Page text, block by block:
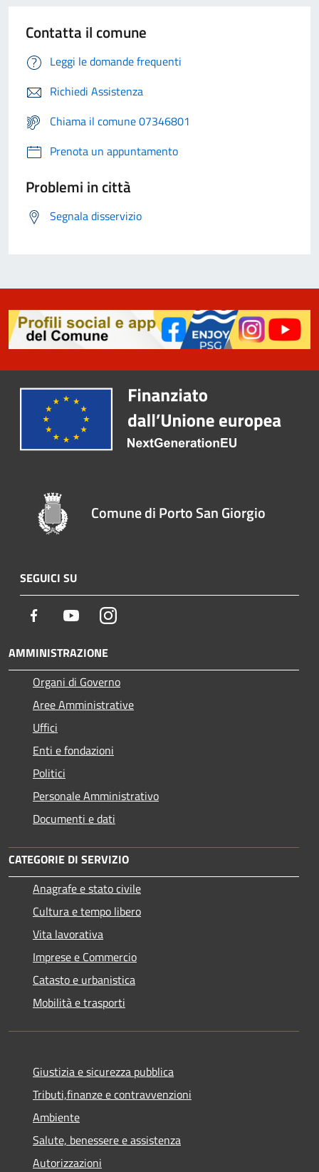
Contatta il comune
Leggi le domande frequenti
Richiedi Assistenza
Chiama il comune 07346801
Prenota un appuntamento
Problemi in città
Segnala disservizio
Comune di Porto San Giorgio
SEGUICI SU
Facebook YoutubeInstagram
AMMINISTRAZIONE
Organi di Governo
Aree Amministrative
Uffici
Enti e fondazioni
Politici
Personale Amministrativo
Documenti e dati
CATEGORIE DI SERVIZIO
Anagrafe e stato civile
Cultura e tempo libero
Vita lavorativa
Imprese e Commercio
Catasto e urbanistica
Mobilità e trasporti
Giustizia e sicurezza pubblica
Tributi,finanze e contravvenzioni
Ambiente
Salute, benessere e assistenza
Autorizzazioni